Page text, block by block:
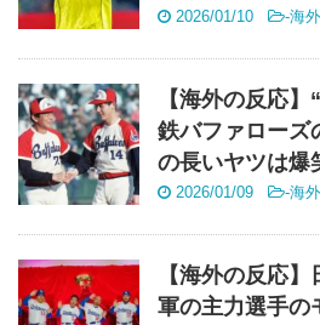
2026/01/10 -海
【海外の反応
鉄バファローズ
の長いヤツは爆
2026/01/09 -海
【海外の反応
軍の主力選手の